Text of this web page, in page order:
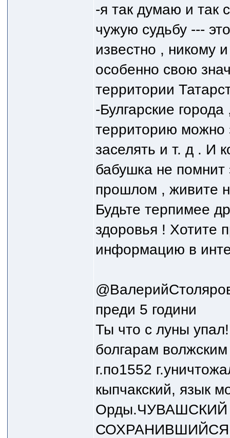
-я так думаю и так
чужую судьбу ---
известно , никому
особенно свою
территории
-Булгарские
территорию можно
заселять и т. д . И
бабушка не помнит
прошлом , живите
Будьте терпимее
здоровья ! Хотите
информацию в
преди 5 години
Ты что с луны
болгарам
г.по1552
кыпчакский, язык